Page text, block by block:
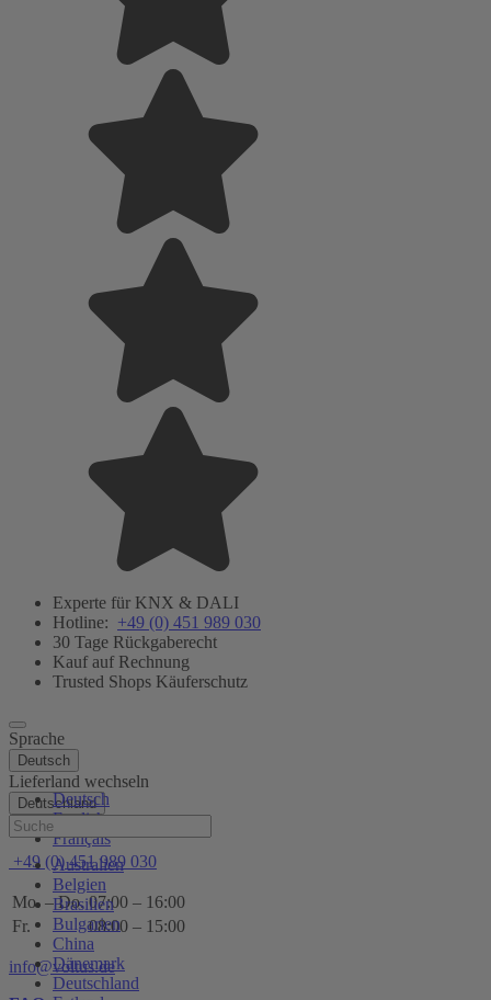
Experte für KNX & DALI
Hotline: +49 (0) 451 989 030
30 Tage Rückgaberecht
Kauf auf Rechnung
Trusted Shops Käuferschutz
Sprache
Deutsch
Deutsch
English
Français
Lieferland wechseln
Deutschland
Australien
Belgien
Brasilien
Bulgarien
China
Dänemark
Deutschland
Hilfe
+49 (0) 451 989 030
Mo. – Do. 07:00 – 16:00
Fr.
08:00 – 15:00
info@voltus.de